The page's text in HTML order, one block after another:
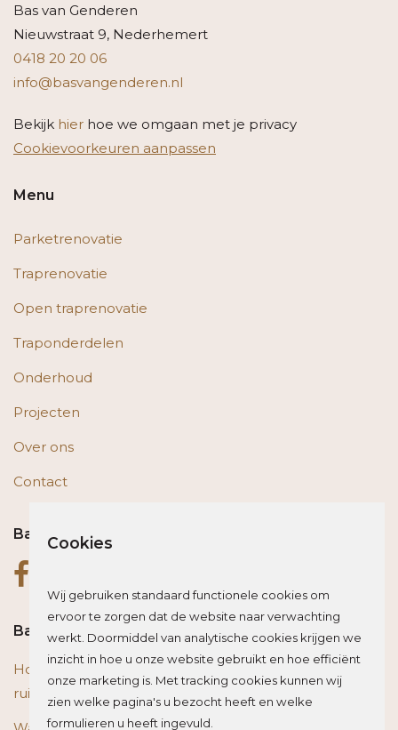
Bas van Genderen
Nieuwstraat 9, Nederhemert
0418 20 20 06
info@basvangenderen.nl
Bekijk hier hoe we omgaan met je privacy
Cookievoorkeuren aanpassen
Menu
Parketrenovatie
Traprenovatie
Open traprenovatie
Traponderdelen
Onderhoud
Projecten
Over ons
Contact
Bas op social media
Bas blogt
Houten vloer of trap renoveren? Zo beïnvloed je de
ruimte optisch
Cookies
Wij gebruiken standaard functionele cookies om
ervoor te zorgen dat de website naar verwachting
werkt. Doormiddel van analytische cookies krijgen we
inzicht in hoe u onze website gebruikt en hoe efficiënt
onze marketing is. Met tracking cookies kunnen wij
zien welke pagina's u bezocht heeft en welke
formulieren u heeft ingevuld.